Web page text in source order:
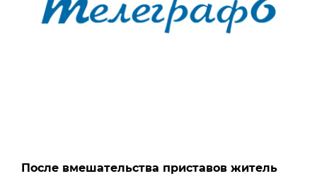
После вмешательства приставов житель